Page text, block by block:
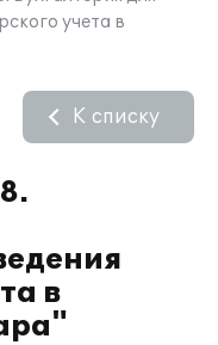
учета в
в
К списку